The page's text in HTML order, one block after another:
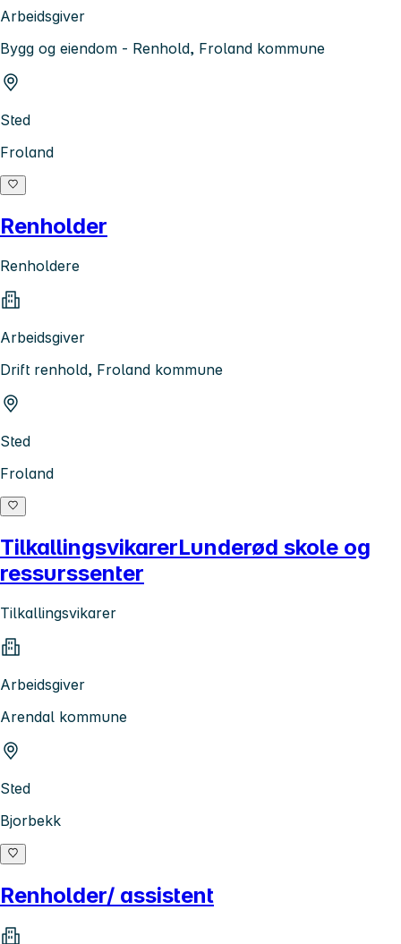
Arbeidsgiver
Bygg og eiendom - Renhold, Froland kommune
Sted
Froland
Renholder
Renholdere
Arbeidsgiver
Drift renhold, Froland kommune
Sted
Froland
TilkallingsvikarerLunderød skole og
ressurssenter
Tilkallingsvikarer
Arbeidsgiver
Arendal kommune
Sted
Bjorbekk
Renholder/ assistent